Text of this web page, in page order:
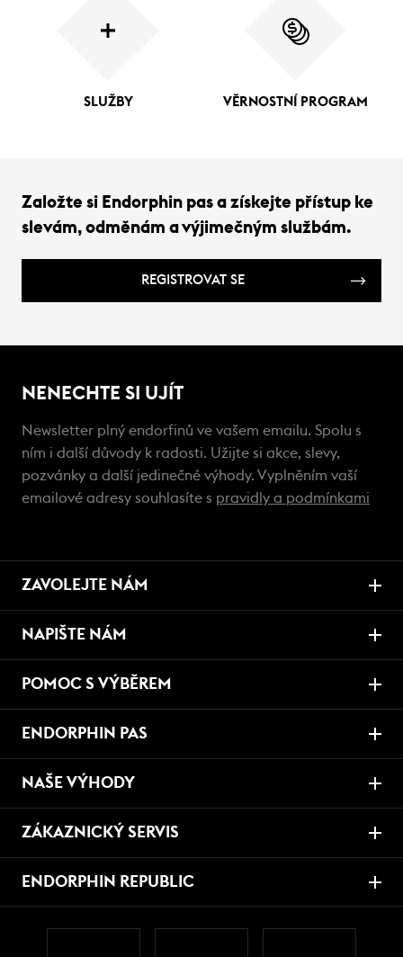
SLUŽBY VĚRNOSTNÍ PROGRAM
Založte si Endorphin pas a získejte přístup ke
slevám, odměnám a výjimečným službám.
REGISTROVAT SE
NENECHTE SI UJÍT
Newsletter plný endorfinů ve vašem emailu. Spolu s
ním i další důvody k radosti. Užijte si akce, slevy,
pozvánky a další jedinečné výhody. Vyplněním vaší
emailové adresy souhlasíte s pravidly a podmínkami
ZAVOLEJTE NÁM
NAPIŠTE NÁM
POMOC S VÝBĚREM
ENDORPHIN PAS
NAŠE VÝHODY
ZÁKAZNICKÝ SERVIS
ENDORPHIN REPUBLIC